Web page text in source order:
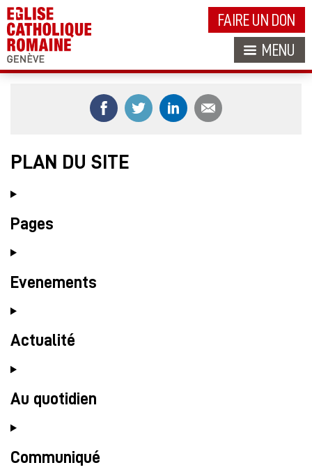
FAIRE UN DON
MENU
Partager ce contenu sur Facebook
Partager ce contenu sur
Partager ce contenu
PLAN DU SITE
Pages
Evenements
Actualité
Au quotidien
Communiqué